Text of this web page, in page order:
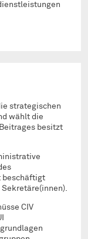
strategischen
wählt die
besitzt
beschäftigt
CIV